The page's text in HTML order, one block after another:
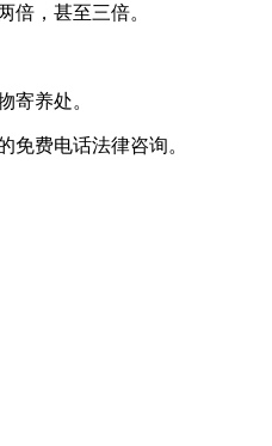
倍，甚至三倍。
寄养处。
免费电话法律咨询。